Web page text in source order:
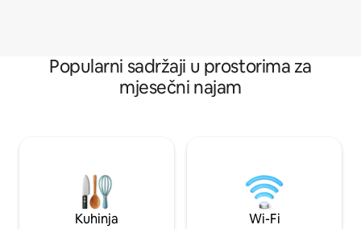
Popularni sadržaji u prostorima za
mjesečni najam
Kuhinja Wi-Fi